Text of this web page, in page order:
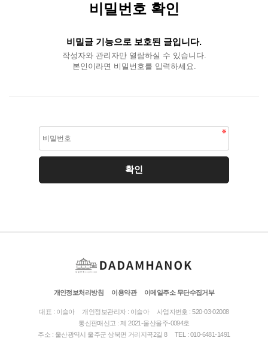
비밀번호 확인
비밀글 기능으로 보호된 글입니다.
작성자와 관리자만 열람하실 수 있습니다.
본인이라면 비밀번호를 입력하세요.
개인정보처리방침 이용약관 이메일주소 무단수집거부
대표 : 이슬아 개인정보관리자 : 이슬아
사업자번호 : 520-03-02008
통신판매신고 : 제 2021-울산울주-0094호
주소 : 울산광역시 울주군 상북면 거리지곡2길 8
TEL : 010-6481-1491